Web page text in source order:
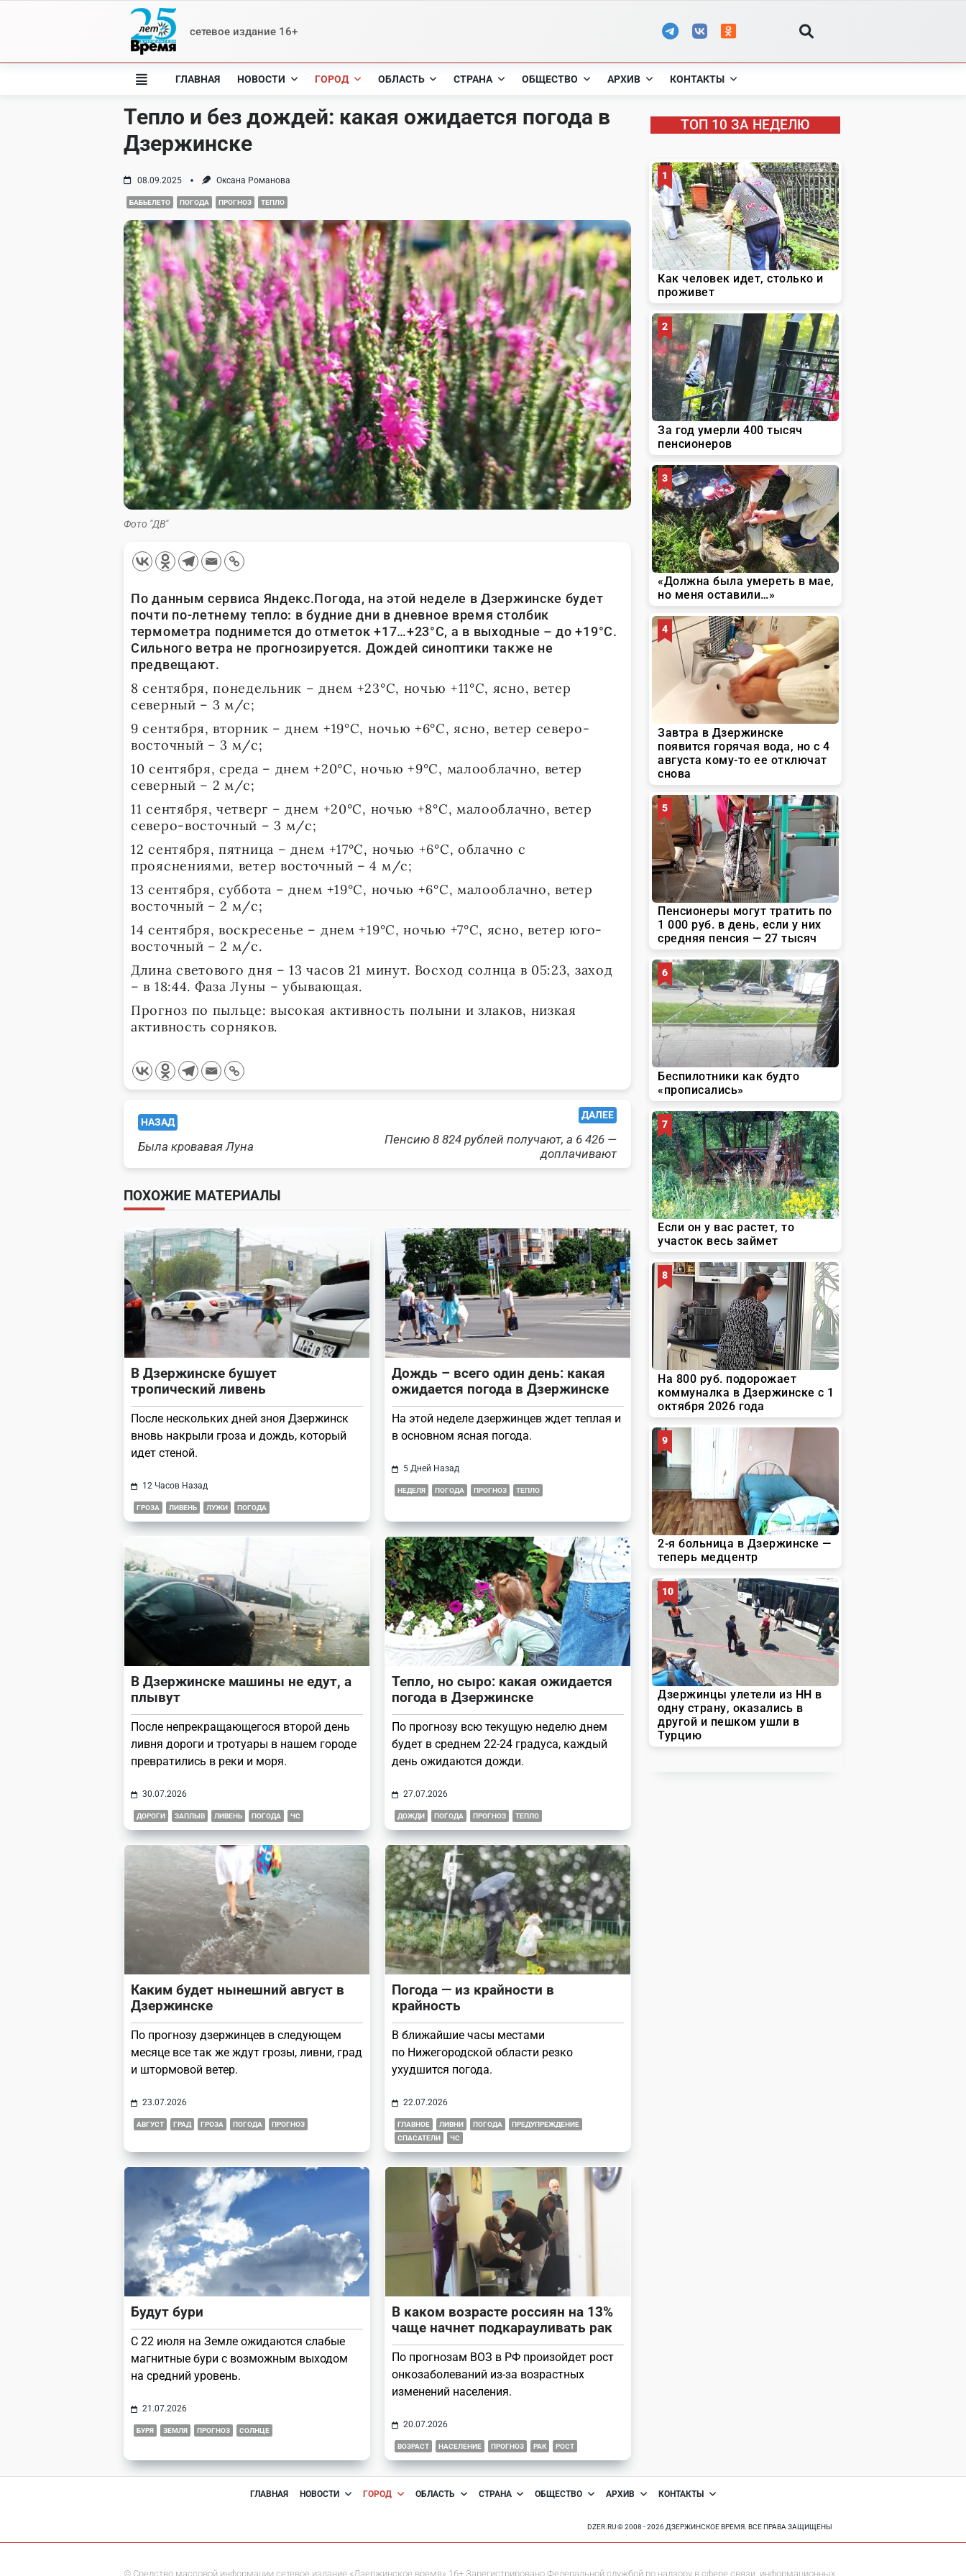
сетевое издание 16+
ГЛАВНАЯ НОВОСТИ ГОРОД ОБЛАСТЬ СТРАНА ОБЩЕСТВО АРХИВ КОНТАКТЫ
Тепло и без дождей: какая ожидается погода в
Дзержинске
08.09.2025 Оксана Романова
БАБЬЕЛЕТО ПОГОДА ПРОГНОЗ ТЕПЛО
Фото "ДВ"
По данным сервиса Яндекс.Погода, на этой неделе в Дзержинске будет
почти по-летнему тепло: в будние дни в дневное время столбик
термометра поднимется до отметок +17…+23°С, а в выходные – до +19°С.
Сильного ветра не прогнозируется. Дождей синоптики также не
предвещают.
8 сентября, понедельник – днем +23°С, ночью +11°С, ясно, ветер
северный – 3 м/с;
9 сентября, вторник – днем +19°С, ночью +6°С, ясно, ветер северо-
восточный – 3 м/с;
10 сентября, среда – днем +20°С, ночью +9°С, малооблачно, ветер
северный – 2 м/с;
11 сентября, четверг – днем +20°С, ночью +8°С, малооблачно, ветер
северо-восточный – 3 м/с;
12 сентября, пятница – днем +17°С, ночью +6°С, облачно с
прояснениями, ветер восточный – 4 м/с;
13 сентября, суббота – днем +19°С, ночью +6°С, малооблачно, ветер
восточный – 2 м/с;
14 сентября, воскресенье – днем +19°С, ночью +7°С, ясно, ветер юго-
восточный – 2 м/с.
Длина светового дня – 13 часов 21 минут. Восход солнца в 05:23, заход
– в 18:44. Фаза Луны – убывающая.
Прогноз по пыльце: высокая активность полыни и злаков, низкая
активность сорняков.
<span
class="nav-
screen-
reader-
text">Page</span>
НАЗАД
Была кровавая Луна
ДАЛЕЕ
Пенсию 8 824 рублей получают, а 6 426 —
доплачивают
ПОХОЖИЕ МАТЕРИАЛЫ
В Дзержинске бушует
тропический ливень
После нескольких дней зноя Дзержинск
вновь накрыли гроза и дождь, который
идет стеной.
12 Часов Назад
ГРОЗА ЛИВЕНЬ ЛУЖИ ПОГОДА
Дождь – всего один день: какая
ожидается погода в Дзержинске
На этой неделе дзержинцев ждет теплая и
в основном ясная погода.
5 Дней Назад
НЕДЕЛЯ ПОГОДА ПРОГНОЗ ТЕПЛО
В Дзержинске машины не едут, а
плывут
После непрекращающегося второй день
ливня дороги и тротуары в нашем городе
превратились в реки и моря.
30.07.2026
ДОРОГИ ЗАПЛЫВ ЛИВЕНЬ ПОГОДА ЧС
Тепло, но сыро: какая ожидается
погода в Дзержинске
По прогнозу всю текущую неделю днем
будет в среднем 22-24 градуса, каждый
день ожидаются дожди.
27.07.2026
ДОЖДИ ПОГОДА ПРОГНОЗ ТЕПЛО
Каким будет нынешний август в
Дзержинске
По прогнозу дзержинцев в следующем
месяце все так же ждут грозы, ливни, град
и штормовой ветер.
23.07.2026
АВГУСТ ГРАД ГРОЗА ПОГОДА ПРОГНОЗ
Погода — из крайности в
крайность
В ближайшие часы местами
по Нижегородской области резко
ухудшится погода.
22.07.2026
ГЛАВНОЕ ЛИВНИ ПОГОДА
ПРЕДУПРЕЖДЕНИЕ
СПАСАТЕЛИ
ЧС
Будут бури
С 22 июля на Земле ожидаются слабые
магнитные бури с возможным выходом
на средний уровень.
21.07.2026
БУРЯ ЗЕМЛЯ ПРОГНОЗ СОЛНЦЕ
В каком возрасте россиян на 13%
чаще начнет подкарауливать рак
По прогнозам ВОЗ в РФ произойдет рост
онкозаболеваний из-за возрастных
изменений населения.
20.07.2026
ВОЗРАСТ НАСЕЛЕНИЕ ПРОГНОЗ РАК РОСТ
ТОП 10 ЗА НЕДЕЛЮ
ГЛАВНАЯ НОВОСТИ ГОРОД ОБЛАСТЬ СТРАНА ОБЩЕСТВО АРХИВ КОНТАКТЫ
DZER.RU © 2008 - 2026 ДЗЕРЖИНСКОЕ ВРЕМЯ. ВСЕ ПРАВА ЗАЩИЩЕНЫ
© Средство массовой информации сетевое издание «Дзержинское время» 16+ Зарегистрировано Федеральной службой по надзору в сфере связи, информационных